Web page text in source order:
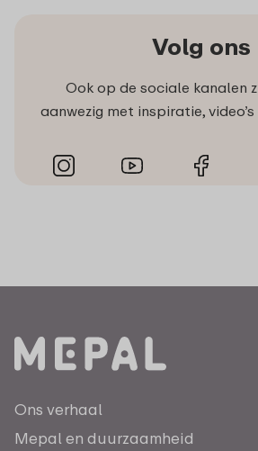
Volg ons
Ook op de sociale kanalen
aanwezig met inspiratie,
Ons verhaal
Mepal en duurzaamheid